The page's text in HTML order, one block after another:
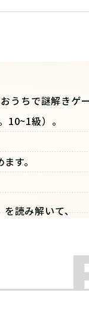
ちで謎解きゲー
10~1級）。
す。
読み解いて、